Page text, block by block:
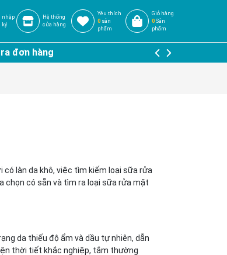
nhập
ký
Hệ thống
cửa hàng
Yêu thích
0sản
phẩm
Giỏ hàng
0 Sản
phẩm
đơn hàng
làn da khô, việc tìm kiếm loại sữa rửa
chọn có sẵn và tìm ra loại sữa rửa mặt
da thiếu độ ẩm và dầu tự nhiên, dẫn
thời tiết khắc nghiệp, tắm thường